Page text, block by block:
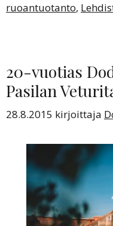
ruoantuotanto,
20-vuotias
Pasilan
28.8.2015 kirjoittaja